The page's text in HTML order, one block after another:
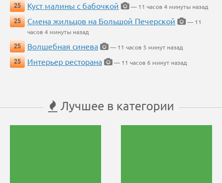
25
Куст малины с бабочкой
— 11 часов 4 минуты назад
25
Смена жильцов на Большой Печерской
— 11
часов 4 минуты назад
25
Волшебная синева
— 11 часов 5 минут назад
25
Интерьер ресторана — 11 часов 6 минут назад
Лучшее в категории